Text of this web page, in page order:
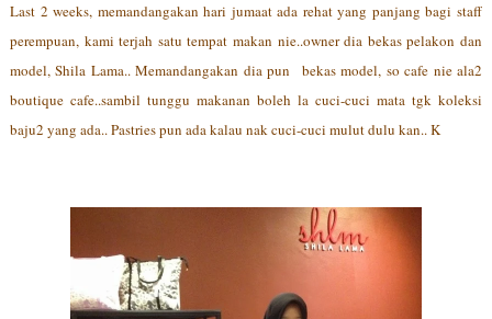
Last 2 weeks, memandangakan hari jumaat ada rehat yang panjang bagi staff
perempuan, kami terjah satu tempat makan nie..owner dia bekas pelakon dan
model, Shila Lama.. Memandangakan dia pun bekas model, so cafe nie ala2
boutique cafe..sambil tunggu makanan boleh la cuci-cuci mata tgk koleksi
baju2 yang ada.. Pastries pun ada kalau nak cuci-cuci mulut dulu kan.. K